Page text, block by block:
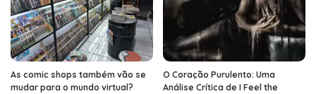
As comic shops também vão se
mudar para o mundo virtual?
O Coração Purulento: Uma
Análise Crítica de I Feel the